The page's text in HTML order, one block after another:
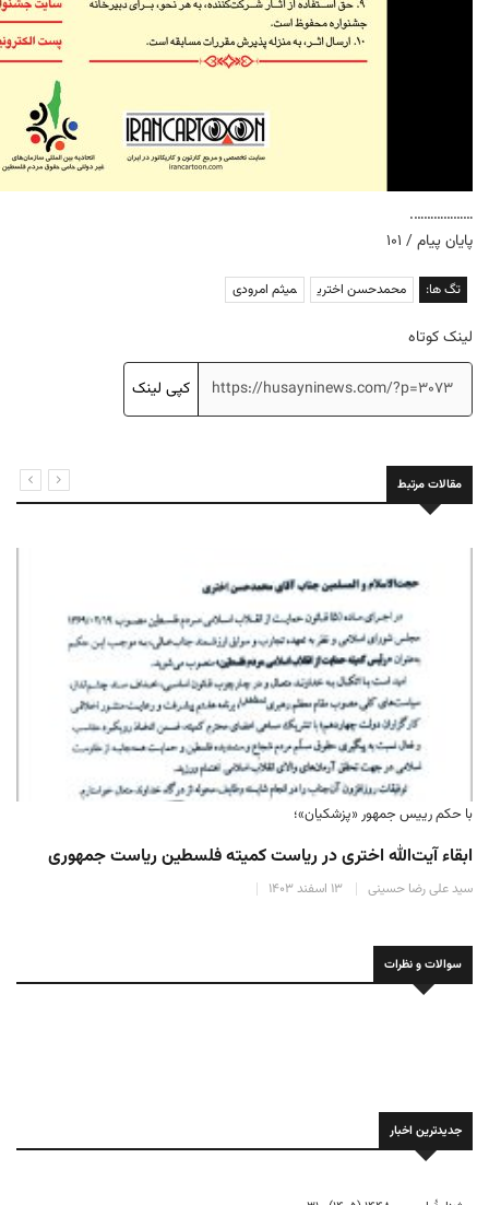
……………….
پایان پیام / ۱۰۱
تگ ها: محمدحسن اختری میثم امرودی
لینک کوتاه
کپی لینک
مقالات مرتبط
با حکم رییس جمهور «پزشکیان»؛
ابقاء آیت‌الله اختری در ریاست کمیته فلسطین ریاست جمهوری
سید علی رضا حسینی ۱۳ اسفند ۱۴۰۳
سوالات و نظرات
جدیدترین اخبار